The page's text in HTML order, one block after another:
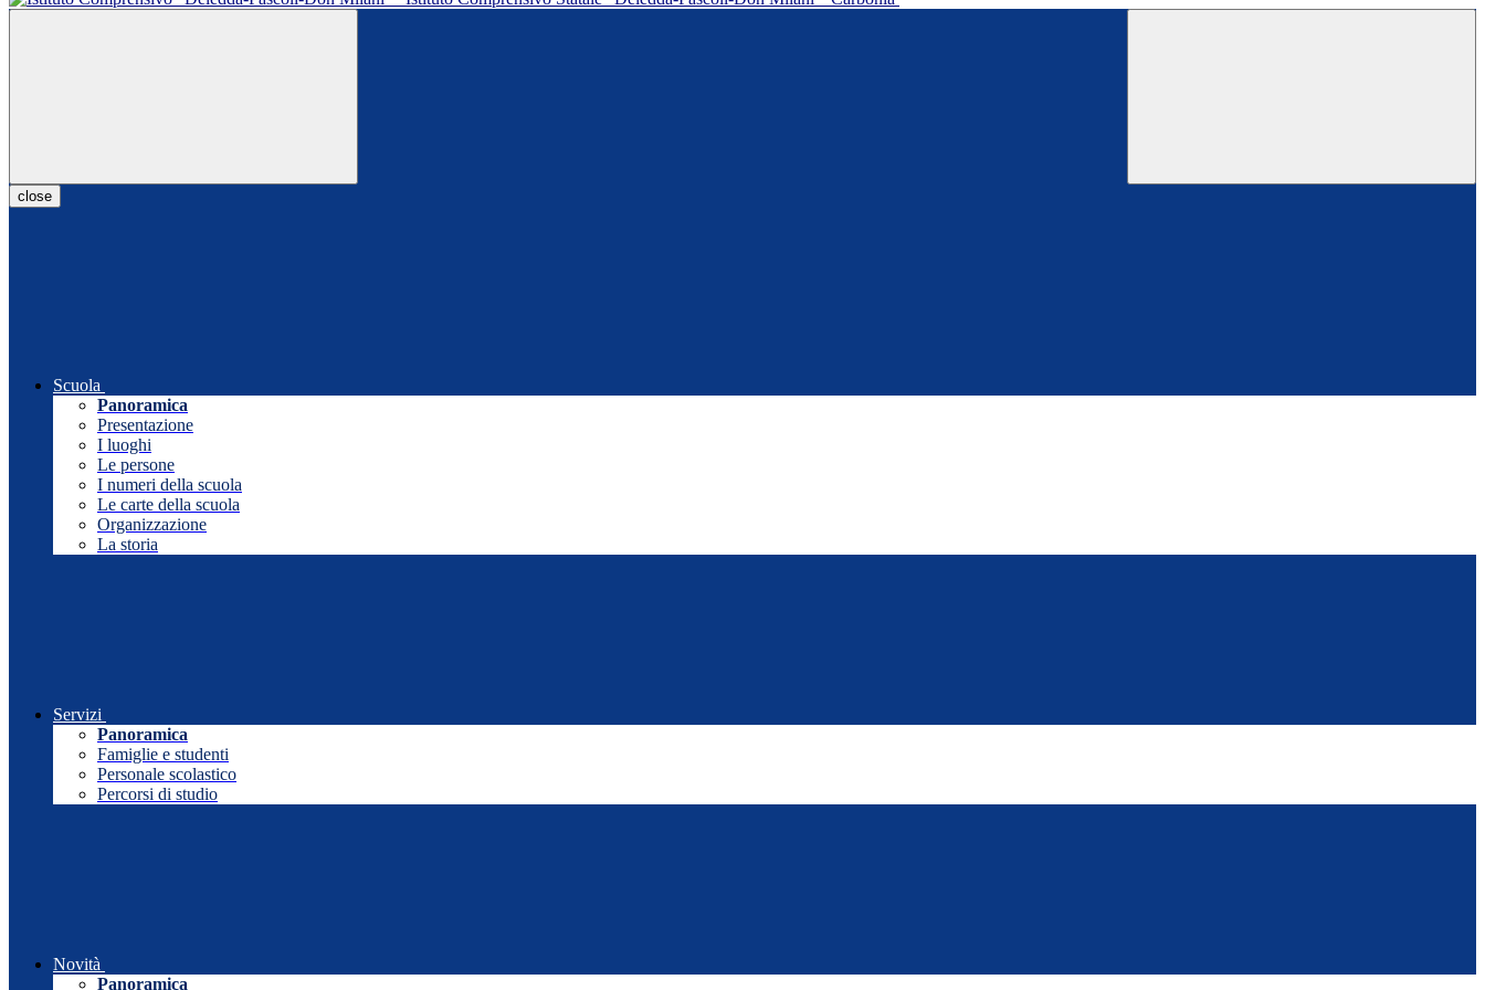
close
Scuola
Panoramica
Presentazione
I luoghi
Le persone
I numeri della scuola
Le carte della scuola
Organizzazione
La storia
Servizi
Panoramica
Famiglie e studenti
Personale scolastico
Percorsi di studio
Novità
Panoramica